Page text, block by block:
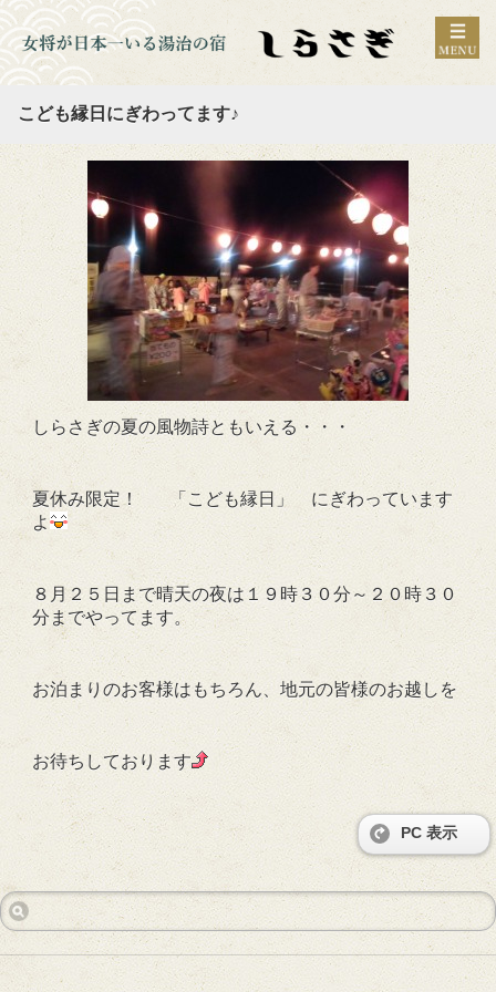
こども縁日にぎわってます♪
しらさぎの夏の風物詩ともいえる・・・
夏休み限定！
「こども縁日」 にぎわっています
よ
８月２５日まで晴天の夜は１９時３０分～２０時３０
分までやってます。
お泊まりのお客様はもちろん、地元の皆様のお越しを
お待ちしております
PC 表示